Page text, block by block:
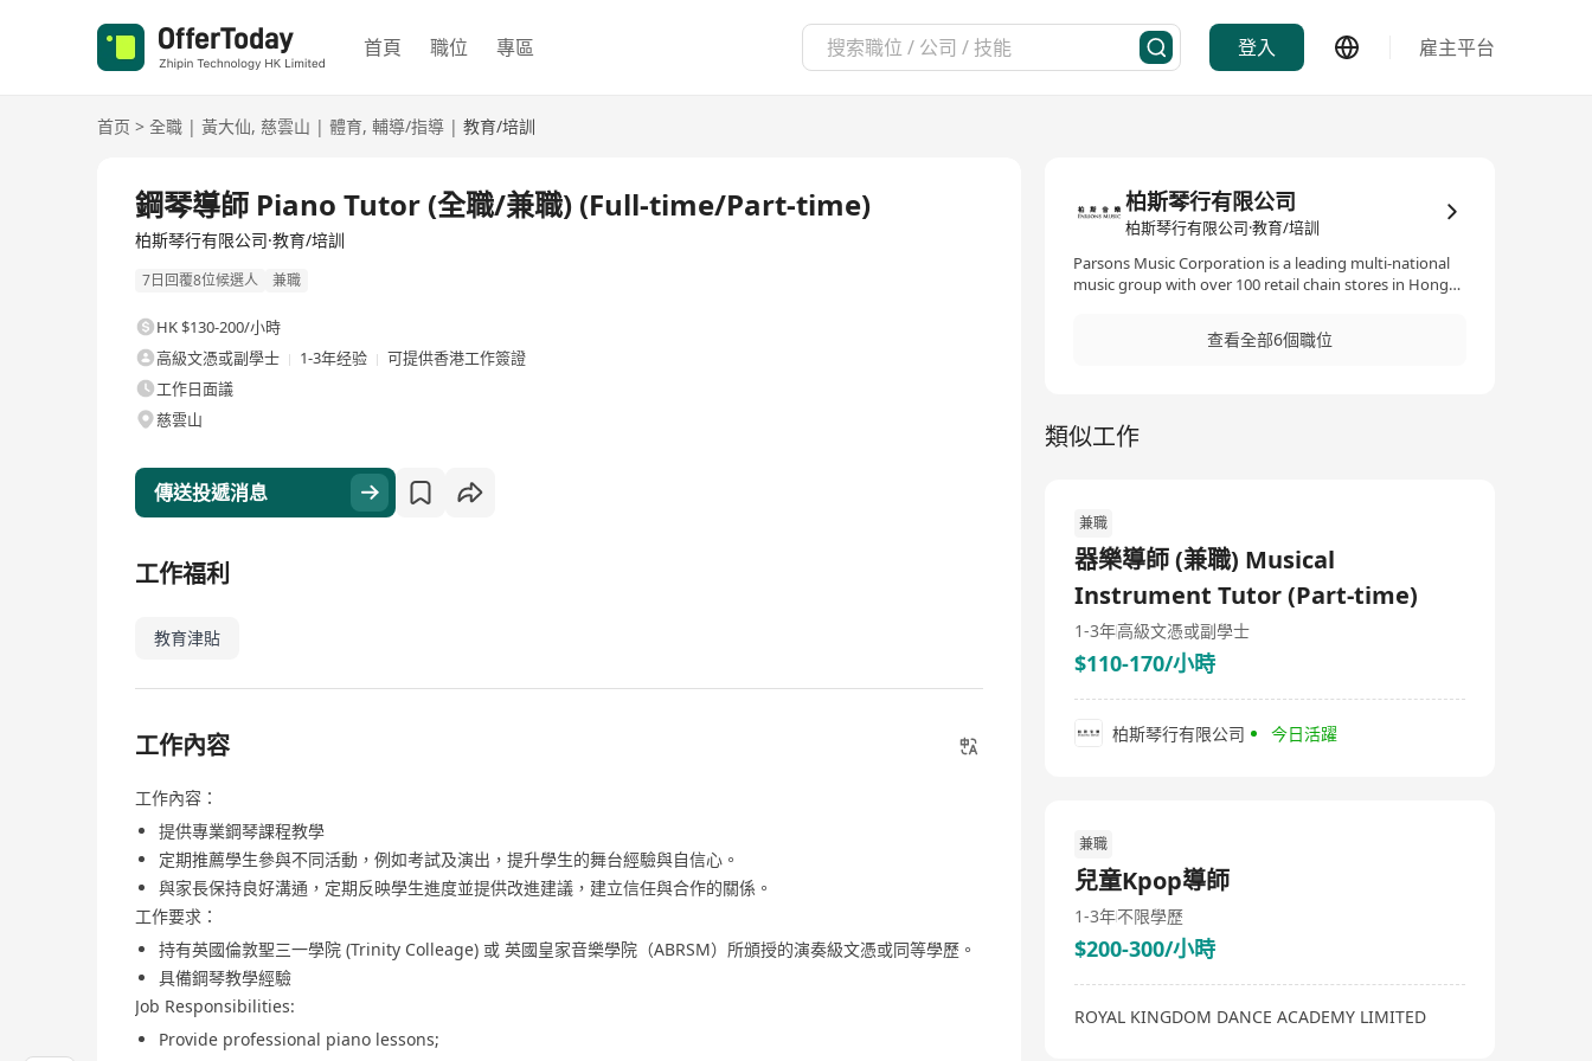
首頁 職位 專區 登入 雇主平台
首页 > 全職 | 黃大仙, 慈雲山 | 體育, 輔導/指導 | 教育/培訓
鋼琴導師 Piano Tutor (全職/兼職) (Full-time/Part-time)
柏斯琴行有限公司·教育/培訓
7日回覆8位候選人 兼職
HK $130-200/小時
高級文憑或副學士
1-3年经验
可提供香港工作簽證
工作日面議
慈雲山
傳送投遞消息
工作福利
教育津貼
工作內容
工作內容：
提供專業鋼琴課程教學
定期推薦學生參與不同活動，例如考試及演出，提升學生的舞台經驗與自信心。
與家長保持良好溝通，定期反映學生進度並提供改進建議，建立信任與合作的關係。
工作要求：
持有英國倫敦聖三一學院 (Trinity Colleage) 或 英國皇家音樂學院（ABRSM）所頒授的演奏級文憑或同等學歷。
具備鋼琴教學經驗
Job Responsibilities:
Provide professional piano lessons;
柏斯琴行有限公司
柏斯琴行有限公司·教育/培訓
Parsons Music Corporation is a leading multi-national
music group with over 100 retail chain stores in Hong
retail, and wholesale of musical instruments as well as
musical and art education. In order to cope with our
查看全部6個職位
類似工作
兼職
器樂導師 (兼職) Musical
Instrument Tutor (Part-time)
1-3年高級文憑或副學士
$110-170/小時
柏斯琴行有限公司 今日活躍
兼職
兒童Kpop導師
1-3年不限學歷
$200-300/小時
ROYAL KINGDOM DANCE ACADEMY LIMITED